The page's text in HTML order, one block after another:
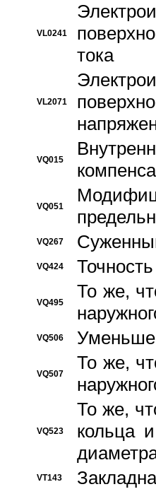
VL0241
тока
VL2071
VQ015
VQ051
VQ267
VQ424
VQ495
То же,
VQ506
VQ507
То же,
VQ523
То же,
кольца
VT143